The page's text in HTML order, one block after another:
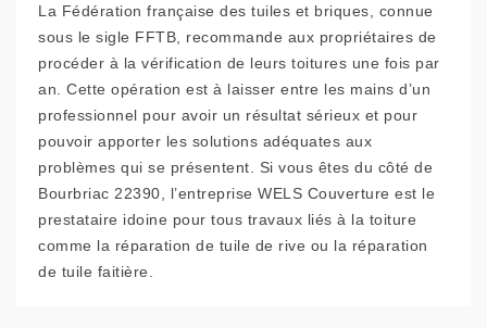
La Fédération française des tuiles et briques, connue
sous le sigle FFTB, recommande aux propriétaires de
procéder à la vérification de leurs toitures une fois par
an. Cette opération est à laisser entre les mains d’un
professionnel pour avoir un résultat sérieux et pour
pouvoir apporter les solutions adéquates aux
problèmes qui se présentent. Si vous êtes du côté de
Bourbriac 22390, l’entreprise WELS Couverture est le
prestataire idoine pour tous travaux liés à la toiture
comme la réparation de tuile de rive ou la réparation
de tuile faitière.